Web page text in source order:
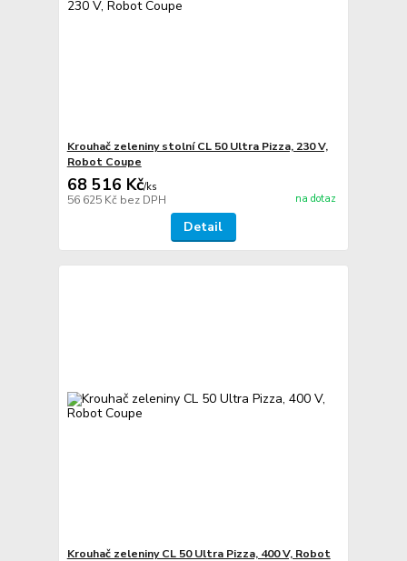
Krouhač zeleniny stolní CL 50 Ultra Pizza, 230 V,
Robot Coupe
68 516 Kč/ks
56 625 Kč bez DPH na dotaz
Detail
Krouhač zeleniny CL 50 Ultra Pizza, 400 V, Robot